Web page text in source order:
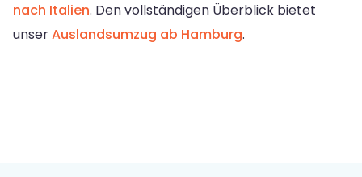
nach Italien. Den vollständigen Überblick bietet
unserAuslandsumzug ab Hamburg.